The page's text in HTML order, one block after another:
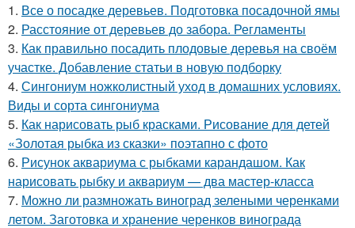
1. Все о посадке деревьев. Подготовка посадочной ямы
2. Расстояние от деревьев до забора. Регламенты
3. Как правильно посадить плодовые деревья на своём
участке. Добавление статьи в новую подборку
4. Сингониум ножколистный уход в домашних условиях.
Виды и сорта сингониума
5. Как нарисовать рыб красками. Рисование для детей
«Золотая рыбка из сказки» поэтапно с фото
6. Рисунок аквариума с рыбками карандашом. Как
нарисовать рыбку и аквариум — два мастер-класса
7. Можно ли размножать виноград зелеными черенками
летом. Заготовка и хранение черенков винограда